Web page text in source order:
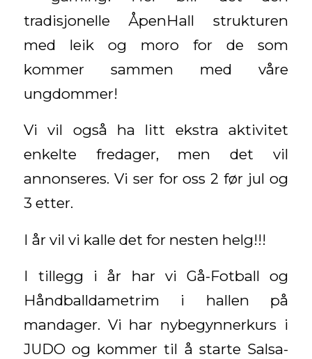
tradisjonelle ÅpenHall strukturen
med leik og moro for de som
kommer sammen med våre
ungdommer!
Vi vil også ha litt ekstra aktivitet
enkelte fredager, men det vil
annonseres. Vi ser for oss 2 før jul og
3 etter.
I år vil vi kalle det for nesten helg!!!
I tillegg i år har vi Gå-Fotball og
Håndballdametrim i hallen på
mandager. Vi har nybegynnerkurs i
JUDO og kommer til å starte Salsa-